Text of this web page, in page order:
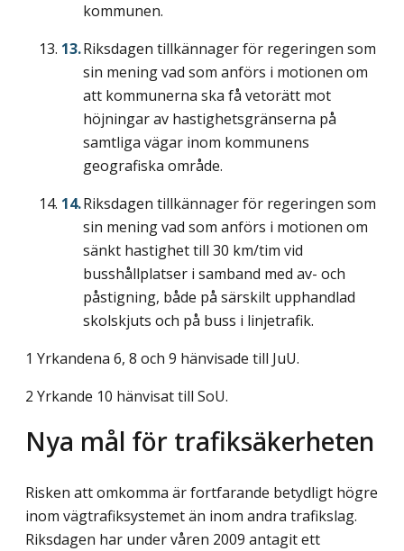
kommunen.
Riksdagen tillkännager för regeringen som
sin mening vad som anförs i motionen om
att kommunerna ska få vetorätt mot
höjningar av hastighetsgränserna på
samtliga vägar inom kommunens
geografiska område.
Riksdagen tillkännager för regeringen som
sin mening vad som anförs i motionen om
sänkt hastighet till 30 km/tim vid
busshållplatser i samband med av- och
påstigning, både på särskilt upphandlad
skolskjuts och på buss i linjetrafik.
1 Yrkandena 6, 8 och 9 hänvisade till JuU.
2 Yrkande 10 hänvisat till SoU.
Nya mål för trafiksäkerheten
Risken att omkomma är fortfarande betydligt högre
inom vägtrafiksystemet än inom andra trafikslag.
Riksdagen har under våren 2009 antagit ett